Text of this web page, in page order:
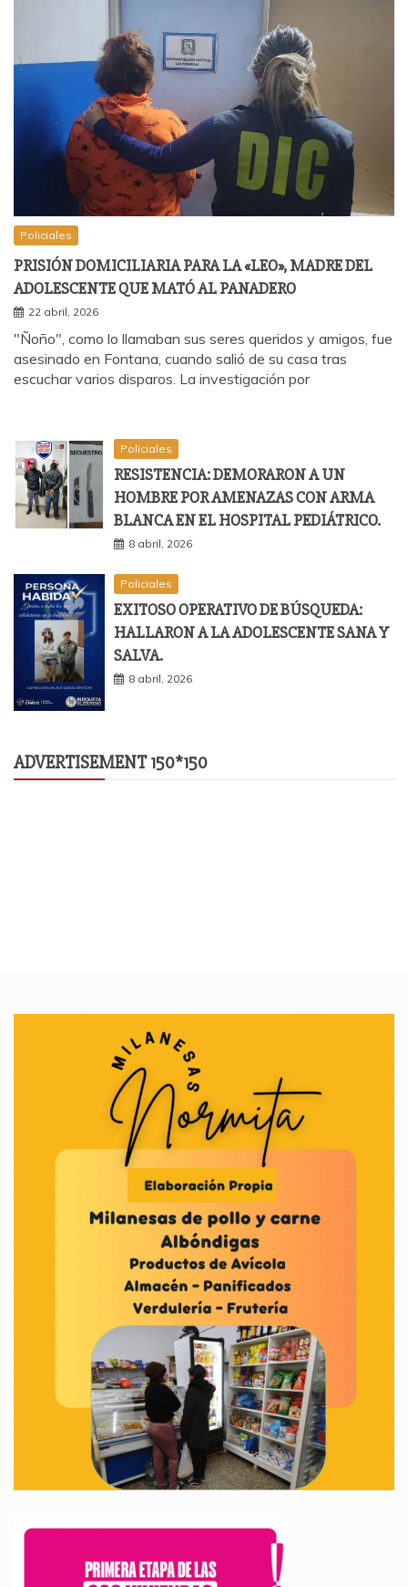
Policiales
PRISIÓN DOMICILIARIA PARA LA «LEO», MADRE DEL
ADOLESCENTE QUE MATÓ AL PANADERO
22 abril, 2026
"Ñoño", como lo llamaban sus seres queridos y amigos, fue
asesinado en Fontana, cuando salió de su casa tras
escuchar varios disparos. La investigación por
Policiales
RESISTENCIA: DEMORARON A UN
HOMBRE POR AMENAZAS CON ARMA
BLANCA EN EL HOSPITAL PEDIÁTRICO.
8 abril, 2026
Policiales
EXITOSO OPERATIVO DE BÚSQUEDA:
HALLARON A LA ADOLESCENTE SANA Y
SALVA.
8 abril, 2026
ADVERTISEMENT 150*150